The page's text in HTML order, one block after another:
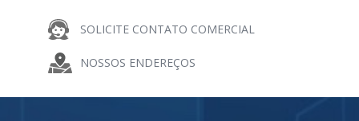
SOLICITE CONTATO COMERCIAL
NOSSOS ENDEREÇOS